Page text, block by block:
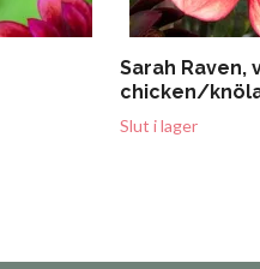
Sarah Raven,
chicken/
Slut i lager